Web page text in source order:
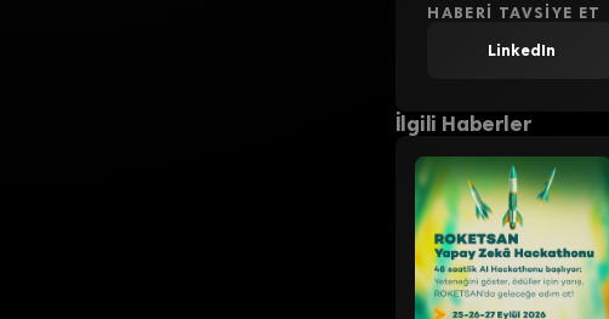
HABERI TAVSIYE ET
LinkedIn
İlgili Haberler